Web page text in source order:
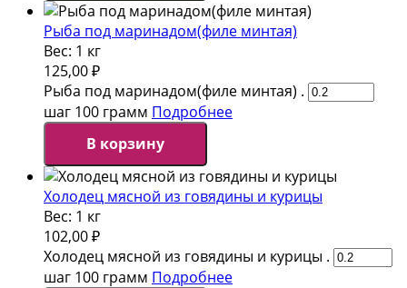
Рыба под маринадом(филе минтая)
Вес: 1 кг
125,00₽
Рыба под маринадом(филе минтая) .
шаг 100 грамм Подробнее
В корзину
Холодец мясной из говядины и курицы
Вес: 1 кг
102,00₽
Холодец мясной из говядины и курицы .
шаг 100 грамм Подробнее